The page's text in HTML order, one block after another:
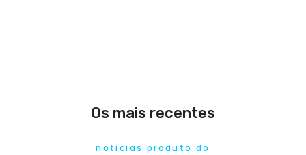
Os mais recentes
notícias produto do